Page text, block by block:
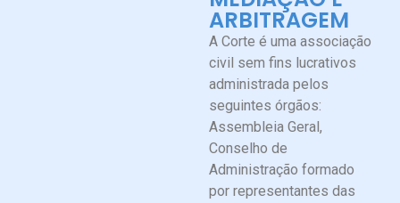
ARBITRAGEM
A Corte é uma associação
civil sem fins lucrativos
administrada pelos
seguintes órgãos:
Assembleia Geral,
Conselho de
Administração formado
por representantes das